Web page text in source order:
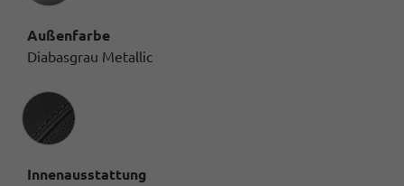
Außenfarbe
Diabasgrau Metallic
Innenausstattung
Innenausstattung